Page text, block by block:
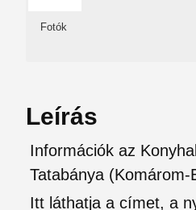
Fotók
Leírás
Információk az
Tatabánya (Komárom-
Itt láthatja a címet, a